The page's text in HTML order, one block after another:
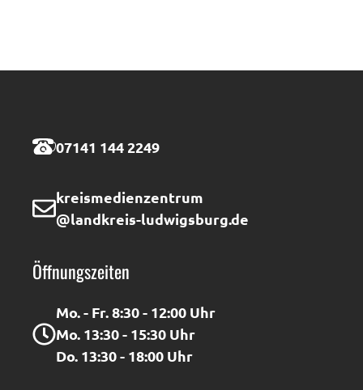
07141 144 2249
kreismedienzentrum
@landkreis-ludwigsburg.de
Öffnungszeiten
Mo. - Fr. 8:30 - 12:00 Uhr
Mo. 13:30 - 15:30 Uhr
Do. 13:30 - 18:00 Uhr